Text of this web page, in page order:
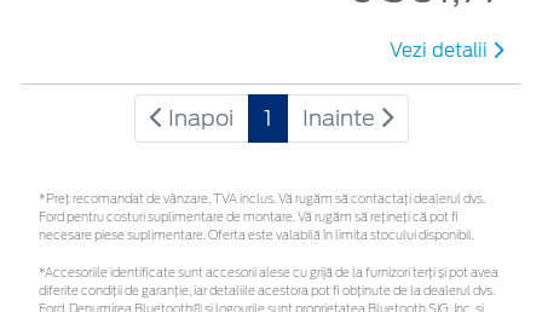
Vezi detalii
Inapoi 1 Inainte
*Preţ recomandat de vânzare, TVA inclus. Vă rugăm să contactaţi dealerul dvs.
Ford pentru costuri suplimentare de montare. Vă rugăm să rețineți că pot fi
necesare piese suplimentare. Oferta este valabilă în limita stocului disponibil.
*Accesoriile identificate sunt accesorii alese cu grijă de la furnizori terți și pot avea
diferite condiții de garanție, iar detaliile acestora pot fi obținute de la dealerul dvs.
Ford. Denumirea Bluetooth® și logourile sunt proprietatea Bluetooth SIG, Inc. și